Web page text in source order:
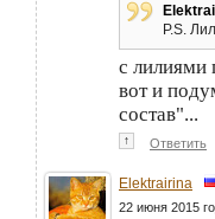
P.S.
с лилиями
вот и
состав"...
↑ Ответить
Elektrairina
22 июня 2015